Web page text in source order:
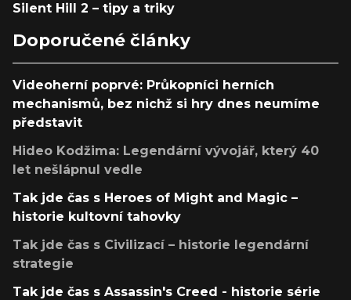
Silent Hill 2 – tipy a triky
Doporučené články
Videoherní poprvé: Průkopníci herních
mechanismů, bez nichž si hry dnes neumíme
představit
Hideo Kodžima: Legendární vývojář, který 40
let nešlápnul vedle
Tak jde čas s Heroes of Might and Magic –
historie kultovní tahovky
Tak jde čas s Civilizací – historie legendární
strategie
Tak jde čas s Assassin's Creed - historie série